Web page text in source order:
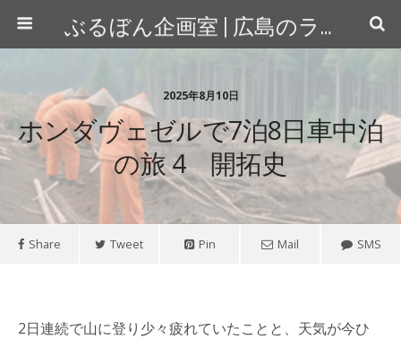
ぶるぼん企画室 | 広島のライター＆カメラマン
2025年8月10日
ホンダヴェゼルで7泊8日車中泊
の旅 4 開拓史
Share Tweet Pin Mail SMS
2日連続で山に登り少々疲れていたことと、天気が今ひ